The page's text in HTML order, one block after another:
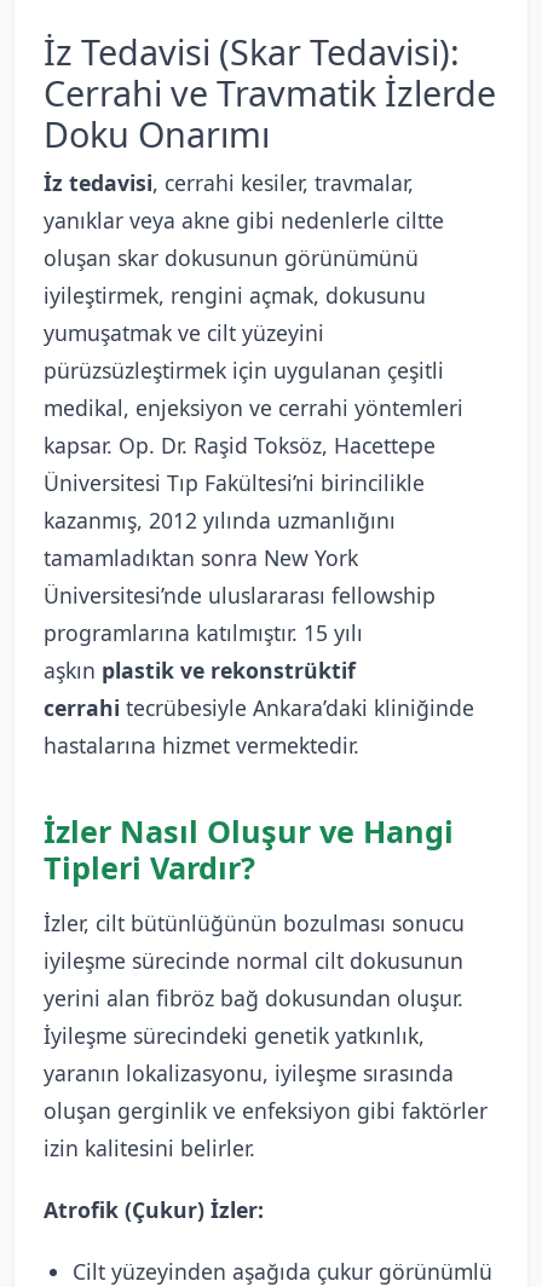
İz Tedavisi (Skar Tedavisi):
Cerrahi ve Travmatik İzlerde
Doku Onarımı
İz tedavisi, cerrahi kesiler, travmalar,
yanıklar veya akne gibi nedenlerle ciltte
oluşan skar dokusunun görünümünü
iyileştirmek, rengini açmak, dokusunu
yumuşatmak ve cilt yüzeyini
pürüzsüzleştirmek için uygulanan çeşitli
medikal, enjeksiyon ve cerrahi yöntemleri
kapsar. Op. Dr. Raşid Toksöz, Hacettepe
Üniversitesi Tıp Fakültesi’ni birincilikle
kazanmış, 2012 yılında uzmanlığını
tamamladıktan sonra New York
Üniversitesi’nde uluslararası fellowship
programlarına katılmıştır. 15 yılı
aşkın plastik ve rekonstrüktif
cerrahi tecrübesiyle Ankara’daki kliniğinde
hastalarına hizmet vermektedir.
İzler Nasıl Oluşur ve Hangi
Tipleri Vardır?
İzler, cilt bütünlüğünün bozulması sonucu
iyileşme sürecinde normal cilt dokusunun
yerini alan fibröz bağ dokusundan oluşur.
İyileşme sürecindeki genetik yatkınlık,
yaranın lokalizasyonu, iyileşme sırasında
oluşan gerginlik ve enfeksiyon gibi faktörler
izin kalitesini belirler.
Atrofik (Çukur) İzler:
Cilt yüzeyinden aşağıda çukur görünümlü